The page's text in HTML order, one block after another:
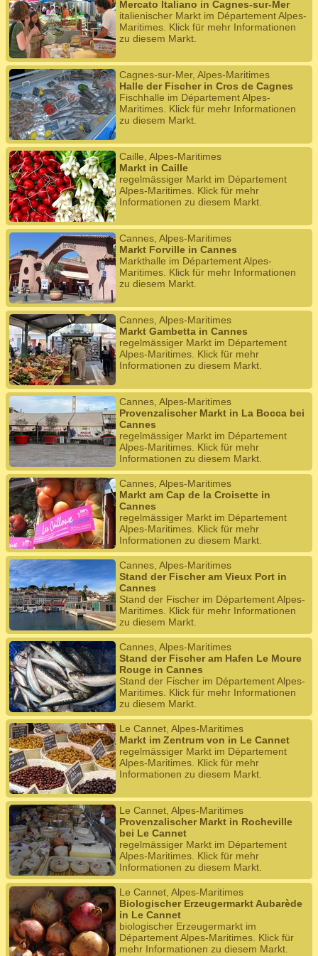
Mercato Italiano in Cagnes-sur-Mer
italienischer Markt im Département Alpes-
Maritimes. Klick für mehr Informationen
zu diesem Markt.
Cagnes-sur-Mer, Alpes-Maritimes
Halle der Fischer in Cros de Cagnes
Fischhalle im Département Alpes-
Maritimes. Klick für mehr Informationen
zu diesem Markt.
Caille, Alpes-Maritimes
Markt in Caille
regelmässiger Markt im Département
Alpes-Maritimes. Klick für mehr
Informationen zu diesem Markt.
Cannes, Alpes-Maritimes
Markt Forville in Cannes
Markthalle im Département Alpes-
Maritimes. Klick für mehr Informationen
zu diesem Markt.
Cannes, Alpes-Maritimes
Markt Gambetta in Cannes
regelmässiger Markt im Département
Alpes-Maritimes. Klick für mehr
Informationen zu diesem Markt.
Cannes, Alpes-Maritimes
Provenzalischer Markt in La Bocca bei
Cannes
regelmässiger Markt im Département
Alpes-Maritimes. Klick für mehr
Informationen zu diesem Markt.
Cannes, Alpes-Maritimes
Markt am Cap de la Croisette in
Cannes
regelmässiger Markt im Département
Alpes-Maritimes. Klick für mehr
Informationen zu diesem Markt.
Cannes, Alpes-Maritimes
Stand der Fischer am Vieux Port in
Cannes
Stand der Fischer im Département Alpes-
Maritimes. Klick für mehr Informationen
zu diesem Markt.
Cannes, Alpes-Maritimes
Stand der Fischer am Hafen Le Moure
Rouge in Cannes
Stand der Fischer im Département Alpes-
Maritimes. Klick für mehr Informationen
zu diesem Markt.
Le Cannet, Alpes-Maritimes
Markt im Zentrum von in Le Cannet
regelmässiger Markt im Département
Alpes-Maritimes. Klick für mehr
Informationen zu diesem Markt.
Le Cannet, Alpes-Maritimes
Provenzalischer Markt in Rocheville
bei Le Cannet
regelmässiger Markt im Département
Alpes-Maritimes. Klick für mehr
Informationen zu diesem Markt.
Le Cannet, Alpes-Maritimes
Biologischer Erzeugermarkt Aubarède
in Le Cannet
biologischer Erzeugermarkt im
Département Alpes-Maritimes. Klick für
mehr Informationen zu diesem Markt.